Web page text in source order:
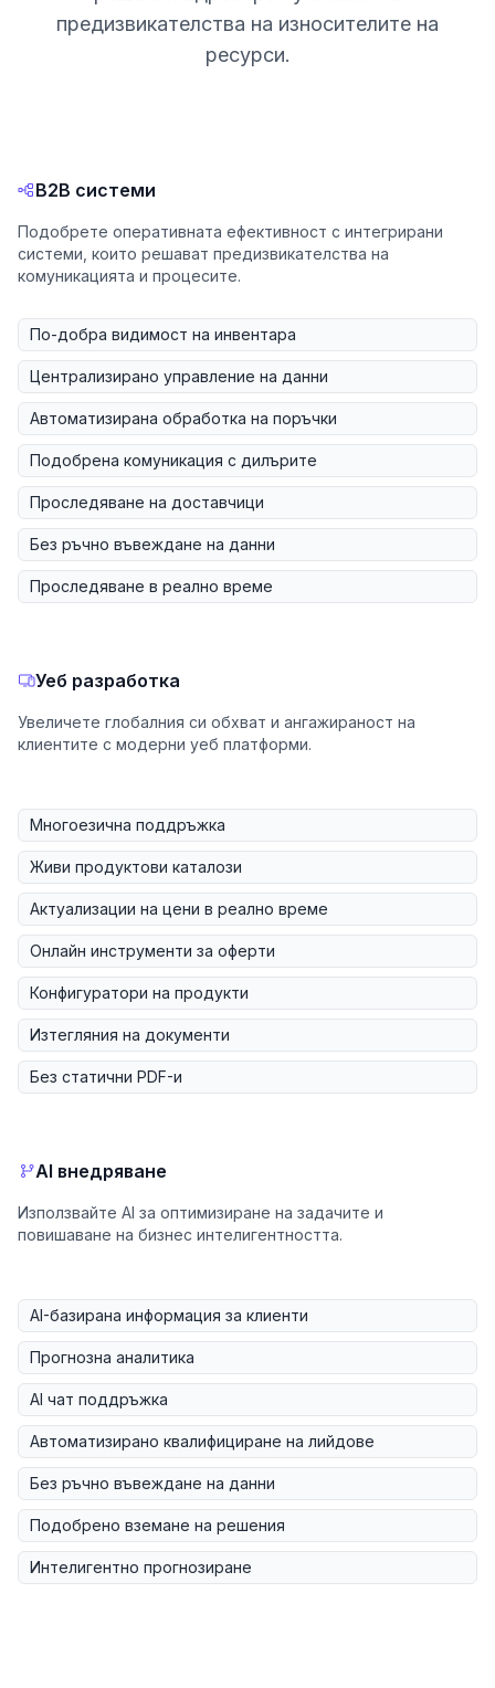
предизвикателства на износителите на
ресурси.
B2B системи
Подобрете оперативната ефективност с интегрирани
системи, които решават предизвикателства на
комуникацията и процесите.
По-добра видимост на инвентара
Централизирано управление на данни
Автоматизирана обработка на поръчки
Подобрена комуникация с дилърите
Проследяване на доставчици
Без ръчно въвеждане на данни
Проследяване в реално време
Уеб разработка
Увеличете глобалния си обхват и ангажираност на
клиентите с модерни уеб платформи.
Многоезична поддръжка
Живи продуктови каталози
Актуализации на цени в реално време
Онлайн инструменти за оферти
Конфигуратори на продукти
Изтегляния на документи
Без статични PDF-и
AI внедряване
Използвайте AI за оптимизиране на задачите и
повишаване на бизнес интелигентността.
AI-базирана информация за клиенти
Прогнозна аналитика
AI чат поддръжка
Автоматизирано квалифициране на лийдове
Без ръчно въвеждане на данни
Подобрено вземане на решения
Интелигентно прогнозиране